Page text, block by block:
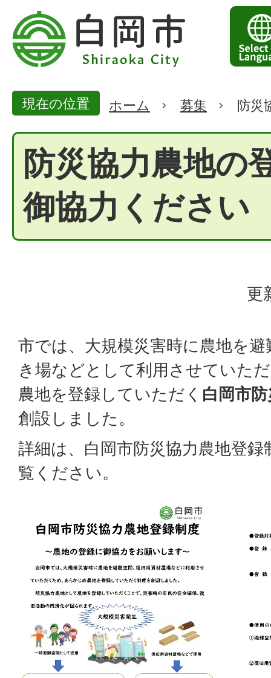
現在の位置 ホーム 募集 防災
防災協力農地の
御協力ください
更
市では、大規模災害時に農地を
き場などとして利用させていた
農地を登録していただく 白岡市
創設しました。
詳細は、白岡市防災協力農地登録
覧ください。